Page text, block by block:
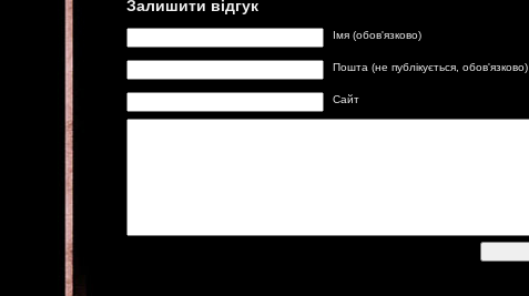
Залишити відгук
Імя (обов'язково)
Пошта (не публікується, обов'язково)
Сайт